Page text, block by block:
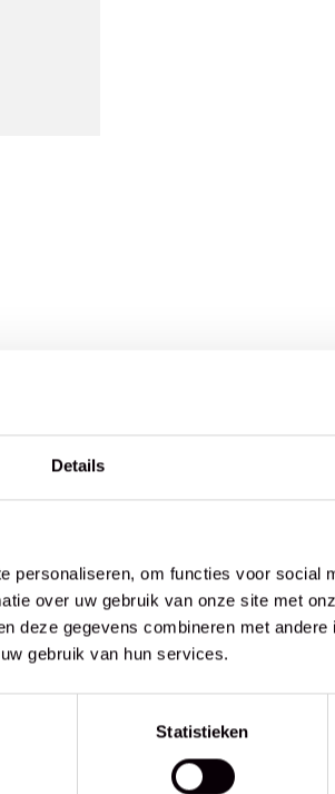
Details
personaliseren, om functies voor social
over uw gebruik van onze site met
deze gegevens combineren met
gebruik van hun services.
Statistieken